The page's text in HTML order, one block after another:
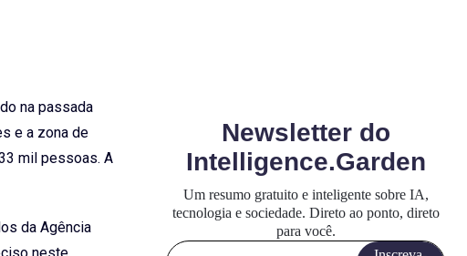
na passada
e a zona de
mil pessoas. A
da Agência
neste